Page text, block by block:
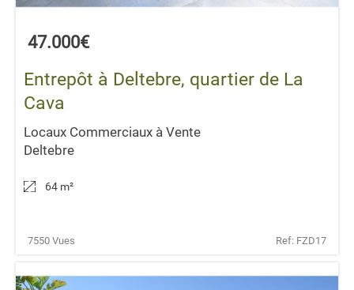
47.000€
Entrepôt à Deltebre, quartier de La
Cava
Locaux Commerciaux à Vente
Deltebre
64 m²
7550 Vues Ref: FZD17